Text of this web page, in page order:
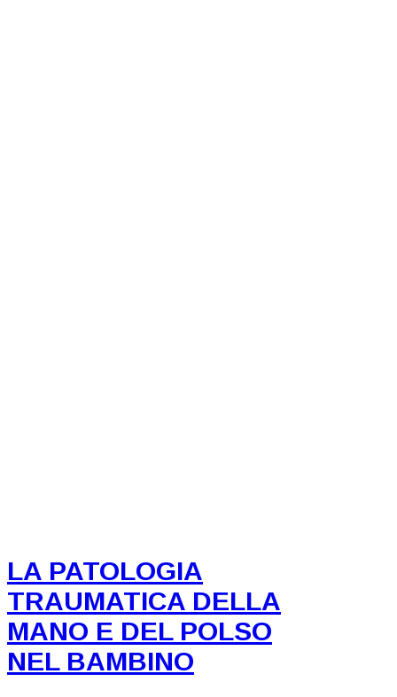
LA PATOLOGIA
TRAUMATICA DELLA
MANO E DEL POLSO
NEL BAMBINO